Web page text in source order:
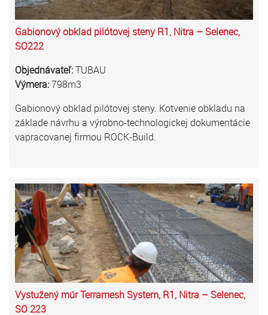
Gabionový obklad pilótovej steny R1, Nitra – Selenec,
SO222
Objednávateľ:TUBAU
Výmera:798m3
Gabionový obklad pilótovej steny. Kotvenie obkladu na
základe návrhu a výrobno-technologickej dokumentácie
vapracovanej firmou ROCK-Build.
Vystužený múr Terramesh System, R1, Nitra – Selenec,
SO 223